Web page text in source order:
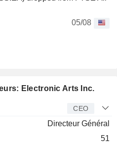
05/08
Electronic Arts Inc.
CEO
Directeur Général
51